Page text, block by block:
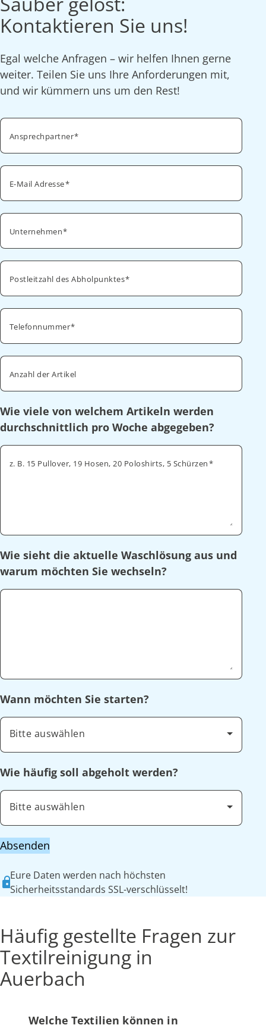
Kontaktieren Sie uns!
Egal welche Anfragen – wir helfen Ihnen gerne
weiter. Teilen Sie uns Ihre Anforderungen mit,
und wir kümmern uns um den Rest!
Ansprechpartner
E-Mail Adresse
Unternehmen
Postleitzahl des Abholpunktes
Telefonnummer
Anzahl der Artikel
Wie viele von welchem Artikeln werden
durchschnittlich pro Woche abgegeben?
z. B. 15 Pullover, 19 Hosen, 20 Poloshirts, 5 Schürzen
Wie sieht die aktuelle Waschlösung aus und
warum möchten Sie wechseln?
Wann möchten Sie starten?
Bitte auswählen
Wie häufig soll abgeholt werden?
Bitte auswählen
Absenden
Eure Daten werden nach höchsten
Sicherheitsstandards SSL-verschlüsselt!
Häufig gestellte Fragen zur
Textilreinigung in
Auerbach
Welche Textilien können in